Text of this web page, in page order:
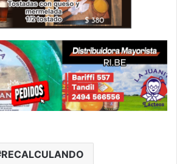
RECALCULANDO